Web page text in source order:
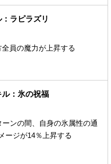
ラピラズリ
員の魔力が上昇する
：氷の祝福
ンの間、自身の氷属性の通
ージが14％上昇する